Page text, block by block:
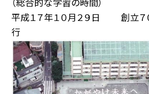
平成１７年１０月２９日 創立７
行